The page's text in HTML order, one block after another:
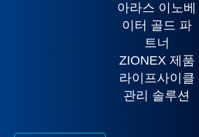
아라스 이노베
이터 골드 파
트너
ZIONEX 제품
라이프사이클
관리 솔루션